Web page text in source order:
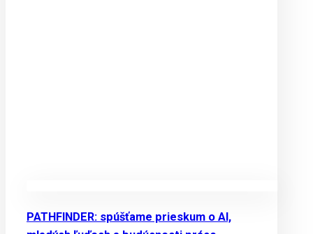
PATHFINDER: spúšťame prieskum o AI,